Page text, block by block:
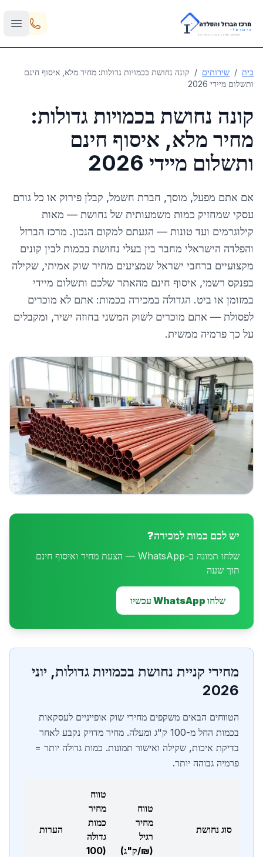
Skip to main content
בית / שירותים / קונה נחושת בכמויות גדולות: מחיר מלא, איסוף חינם
ותשלום מיידי 2026
קונה נחושת בכמויות גדולות:
מחיר מלא, איסוף חינם
ותשלום מיידי 2026
אם אתם מפעל, מוסך, חברת חשמל, קבלן פירוק או כל גורם
עסקי שמחזיק כמות משמעותית של נחושת — מאות
קילוגרמים ועד טונות — הגעתם למקום הנכון. מרכז הברזל
והפלדה הישראלי מחבר בין בעלי נחושת בכמות לבין קונים
מקצועיים ברחבי ישראל שמציעים מחיר שוק אמיתי, שקילה
בפנקס רשמי, איסוף חינם מהאתר שלכם ותשלום מיידי
במזומן או ביט. הגדולה במכירה בכמות: אתם לא מוכרים
לפסולת — אתם מוכרים לשוק המשני בחוזה ישיר, ומקבלים
על כך פרמיה ממשית.
יש לכם כמות למכירה?
שלחו תמונה ב-WhatsApp — הצעת מחיר ואיסוף חינם
תוך שעה
שלחו WhatsApp עכשיו
מחירי קניית נחושת בכמויות גדולות, יוני
2026
הטווחים הבאים משקפים מחירי שוק אופייניים לעסקאות
בכמות החל מ-100 ק"ג ומעלה. מחיר מדויק נקבע לאחר
בדיקת איכות, שקילה ואישור תמונות. כמות גדולה יותר =
פרמיה גבוהה יותר.
סוג נחושת
טווח
מחיר
רגיל
(₪/ק"ג)
טווח
מחיר
כמות
גדולה
(100
הערות